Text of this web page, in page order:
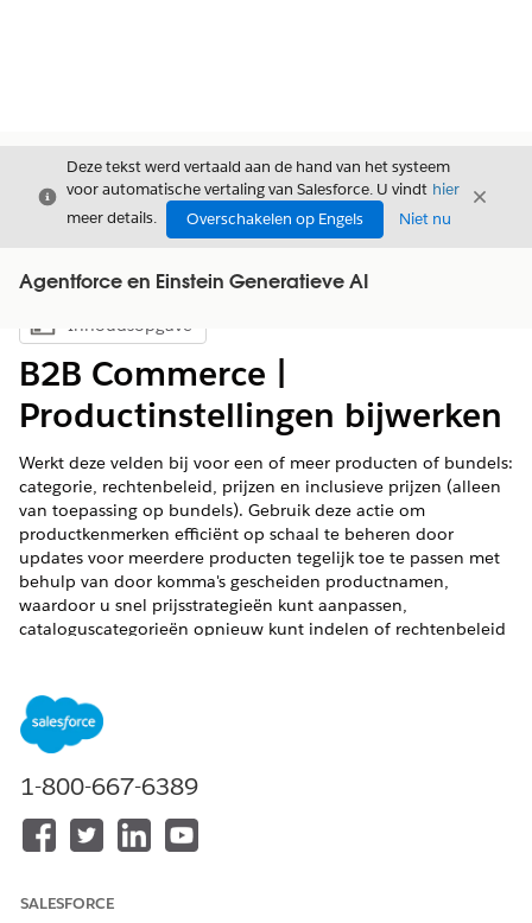
Sluiten
Deze tekst werd vertaald aan de hand van het systeem
voor automatische vertaling van Salesforce. U vindt hier
meer details.
Overschakelen op Engels Niet nu
Sluiten
Agentforce en Einstein Generatieve AI
Inhoudsopgave weergeven
Inhoudsopgave
B2B Commerce |
Productinstellingen bijwerken
Werkt deze velden bij voor een of meer producten of bundels:
categorie, rechtenbeleid, prijzen en inclusieve prijzen (alleen
van toepassing op bundels). Gebruik deze actie om
productkenmerken efficiënt op schaal te beheren door
updates voor meerdere producten tegelijk toe te passen met
behulp van door komma's gescheiden productnamen,
waardoor u snel prijsstrategieën kunt aanpassen,
cataloguscategorieën opnieuw kunt indelen of rechtenbeleid
productcatalogus garandeert. Voor deze actie zijn Commerce-
abonnementen vereist.
VEREISTE EDITIONS
Beschikbaar in: Lightning Experience
Einstein 1Edition
1-800-667-6389
SALESFORCE